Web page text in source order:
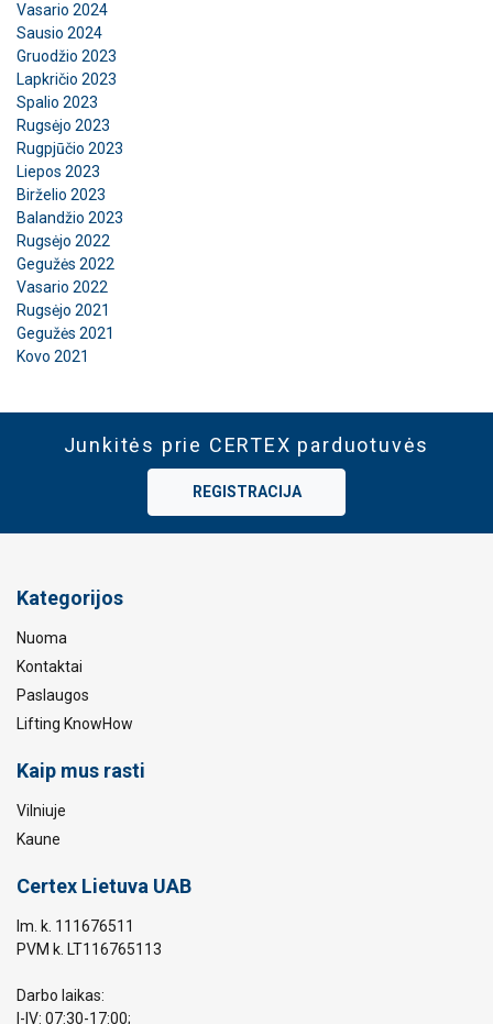
Vasario 2024
Sausio 2024
Gruodžio 2023
Lapkričio 2023
Spalio 2023
Rugsėjo 2023
Rugpjūčio 2023
Liepos 2023
Birželio 2023
Balandžio 2023
Rugsėjo 2022
Gegužės 2022
Vasario 2022
Rugsėjo 2021
Gegužės 2021
Kovo 2021
Junkitės prie CERTEX parduotuvės
REGISTRACIJA
Kategorijos
Nuoma
Kontaktai
Paslaugos
Lifting KnowHow
Kaip mus rasti
Vilniuje
Kaune
Certex Lietuva UAB
Im. k. 111676511
PVM k. LT116765113
Darbo laikas:
I-IV: 07:30-17:00;